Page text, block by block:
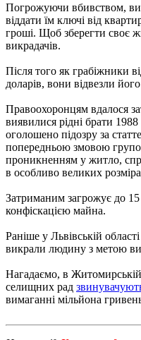
Погрожуючи вбивством,
віддати їм ключі від
гроші. Щоб зберегти своє
викрадачів.
Після того як грабіжники
доларів, вони відвезли
Правоохоронцям вдалося
виявилися рідні брати
оголошено підозру за
попередньою змовою
проникненням у житло,
в особливо великих
Затриманим загрожує до 15
конфіскацією майна.
Раніше у Львівській області
викрали людину з метою
Нагадаємо, в Житомирській
селищних рад
вимаганні мільйона